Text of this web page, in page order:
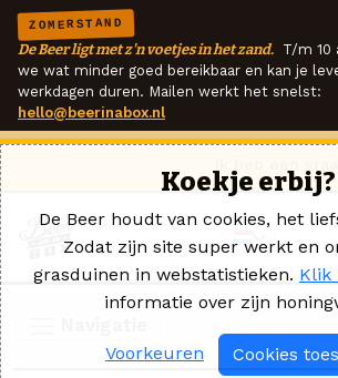
ZOMERSTAND
De Beer ligt met z'n voetjes in het zand. T/m 10
we wat minder goed bereikbaar en kan je
werkdagen duren. Mailen werkt het snelst:
hello@beerinabox.nl
Koekje erbij?
De Beer houdt van cookies, het
Zodat zijn site super werkt en
grasduinen in webstatistieken. Klik
informatie over zijn
Voorkeuren Cookies